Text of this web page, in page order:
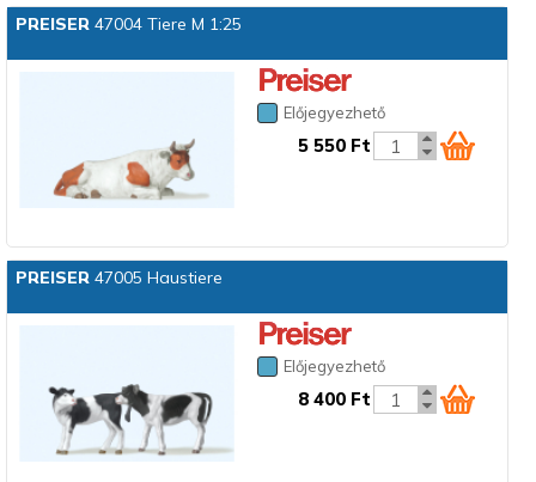
PREISER47004 Tiere M 1:25
Előjegyezhető
5 550 Ft
PREISER47005 Haustiere
Előjegyezhető
8 400 Ft